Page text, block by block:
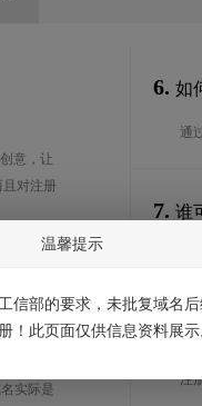
意，让
且对注册
即中横
实际是
6. 如
通
7. 谁
8. 注
注
温馨提示
信部的要求，未批复域名
！此页面仅供信息资料展示